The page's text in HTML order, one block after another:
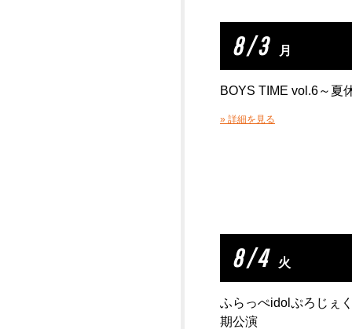
8 / 3 月
BOYS TIME vol.6～夏
» 詳細を見る
8 / 4 火
ふらっぺidolぷろじぇ
期公演